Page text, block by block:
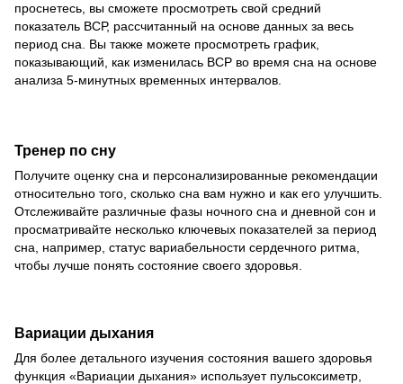
проснетесь, вы сможете просмотреть свой средний
показатель ВСР, рассчитанный на основе данных за весь
период сна. Вы также можете просмотреть график,
показывающий, как изменилась ВСР во время сна на основе
анализа 5-минутных временных интервалов.
Тренер по сну
Получите оценку сна и персонализированные рекомендации
относительно того, сколько сна вам нужно и как его улучшить.
Отслеживайте различные фазы ночного сна и дневной сон и
просматривайте несколько ключевых показателей за период
сна, например, статус вариабельности сердечного ритма,
чтобы лучше понять состояние своего здоровья.
Вариации дыхания
Для более детального изучения состояния вашего здоровья
функция «Вариации дыхания» использует пульсоксиметр,